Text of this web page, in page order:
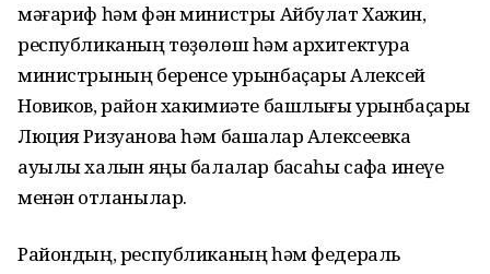
мәғариф һәм фән министры Айбулат Хажин,
республиканың төҙөлөш һәм архитектура
министрының беренсе урынбаҫары Алексей
Новиков, район хакимиәте башлығы урынбаҫары
Люция Ризуанова һәм башҡалар Алексеевка
ауылы халҡын яңы балалар баҡсаһы сафҡа инеүе
менән ҡотланылар.
Райондың, республиканың һәм федераль